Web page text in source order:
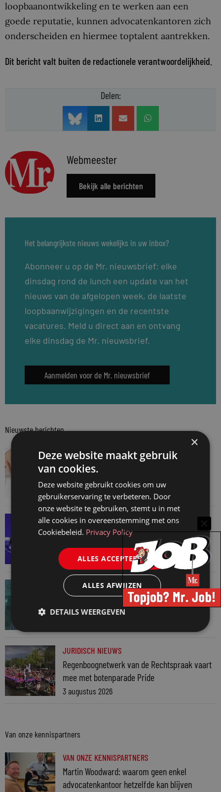
loopbaanontwikkeling en te werken aan een
goede reputatie, kunnen advocatenkantoren zich
onderscheiden en hiermee toptalent aantrekken.
Dit bericht valt buiten de redactionele verantwoordelijkheid.
Delen:
Webmeester
Bekijk alle berichten
Het belangrijkste nieuws wekelijks in uw inbox?
Abonneer u op de Mr. nieuwsbrief: elke
dinsdag rond de lunch een update van het
nieuws van de afgelopen week, de laatste
loopbaanwijzigingen en de recentste
vacatures. Meld u direct aan en ontvang
elke dinsdag de Mr. nieuwsbrief.
Aanmelden voor de Mr. nieuwsbrief
Nieuwste berichten
JURIDISCH NIEUWS
Aantal notariële akten weer terug naar
normaal
6 augustus 2026
SNELRECHT
AI-muziekaanbieder maakt inbreuk op
auteursrecht
4 augustus 2026
JURIDISCH NIEUWS
Hugo Nieuwenhuizen over puzzels, puzzelen
en taalvondsten
JURIDISCH NIEUWS
Regenboognetwerk van de Rechtspraak vaart
mee met botenparade Pride
3 augustus 2026
Van onze kennispartners
VAN ONZE KENNISPARTNERS
Martin Woodward: waarom geen enkel
advocatenkantoor hetzelfde kan blijven
×
Deze website maakt gebruik
van cookies.
Deze website gebruikt cookies om uw
gebruikerservaring te verbeteren. Door
onze website te gebruiken, stemt u in met
alle cookies in overeenstemming met ons
Cookiebeleid. Privacy Policy
ALLES ACCEPTEREN
ALLES AFWIJZEN
DETAILS WEERGEVEN